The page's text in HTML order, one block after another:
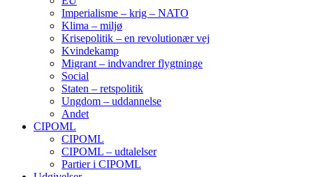
Imperialisme – krig – NATO
Klima – miljø
Krisepolitik – en revolutionær vej
Kvindekamp
Migrant – indvandrer flygtninge
Social
Staten – retspolitik
Ungdom – uddannelse
Andet
CIPOML
CIPOML
CIPOML – udtalelser
Partier i CIPOML